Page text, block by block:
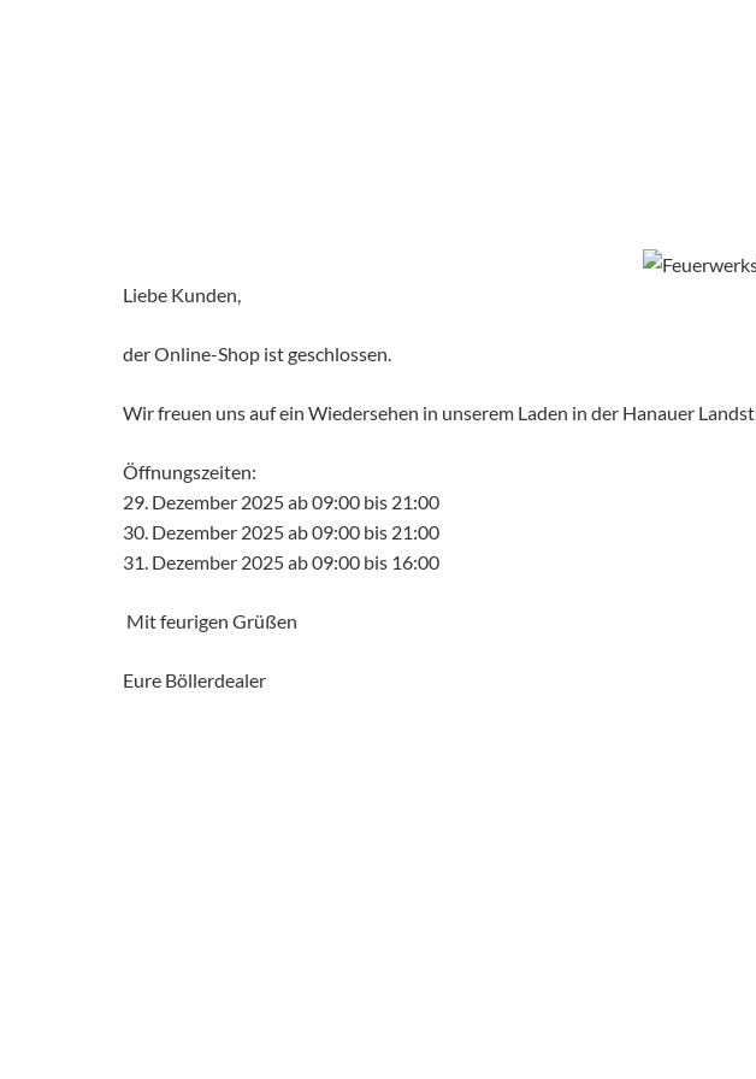
Liebe Kunden,
der Online-Shop ist geschlossen.
Wir freuen uns auf ein Wiedersehen in unserem Laden in der Hanauer
Öffnungszeiten:
29. Dezember 2025 ab 09:00 bis 21:00
30. Dezember 2025 ab 09:00 bis 21:00
31. Dezember 2025 ab 09:00 bis 16:00
Mit feurigen Grüßen
Eure Böllerdealer